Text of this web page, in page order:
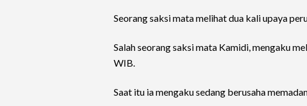
Seorang saksi mata melihat dua kali upaya
Salah seorang saksi mata Kamidi, mengaku
WIB.
Saat itu ia mengaku sedang berusaha